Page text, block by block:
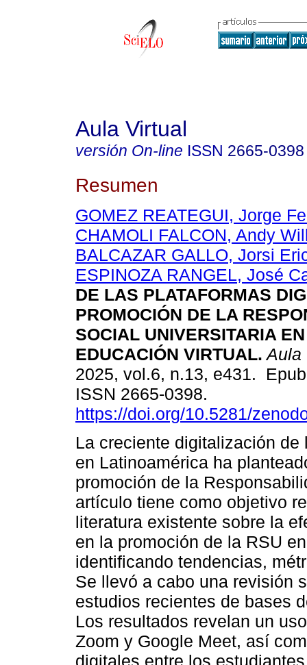
Aula Virtual
versión On-line ISSN 2665-0398
Resumen
GOMEZ REATEGUI, Jorge
CHAMOLI FALCON, Andy
BALCAZAR GALLO, Jorsi
ESPINOZA RANGEL, José
DE LAS PLATAFORMAS
PROMOCIÓN DE LA
SOCIAL UNIVERSITARIA
EDUCACIÓN VIRTUAL. Aula
2025, vol.6, n.13, e431.
ISSN 2665-0398.
https://doi.org/10.5281/
La creciente digitalización de
en Latinoamérica ha
promoción de la
artículo tiene como objetivo
literatura existente sobre la
en la promoción de la RSU
identificando tendencias,
Se llevó a cabo una revisión
estudios recientes de bases
Los resultados revelan un
Zoom y Google Meet, así
digitales entre los